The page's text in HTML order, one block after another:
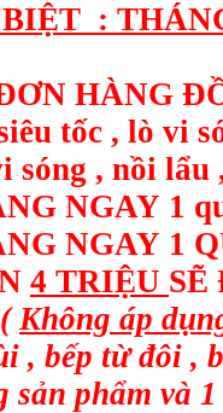
:
HÀNG
tốc , lò vi
sóng , nồi
NGAY 1
NGAY 1
4 TRIỆU SẼ
(Không áp
, bếp từ đôi ,
phẩm và